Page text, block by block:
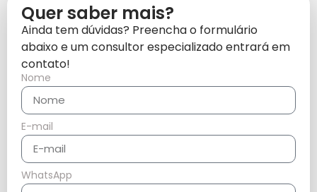
Quer saber mais?
Ainda tem dúvidas? Preencha o formulário
abaixo e um consultor especializado entrará em
contato!
Nome
E-mail
WhatsApp